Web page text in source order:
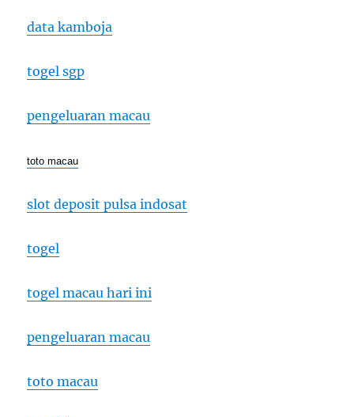
data kamboja
togel sgp
pengeluaran macau
toto macau
slot deposit pulsa indosat
togel
togel macau hari ini
pengeluaran macau
toto macau